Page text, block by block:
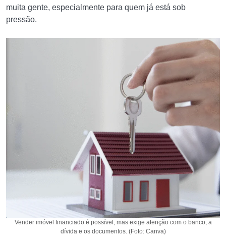
muita gente, especialmente para quem já está sob
pressão.
Vender imóvel financiado é possível, mas exige atenção com o banco, a
dívida e os documentos. (Foto: Canva)